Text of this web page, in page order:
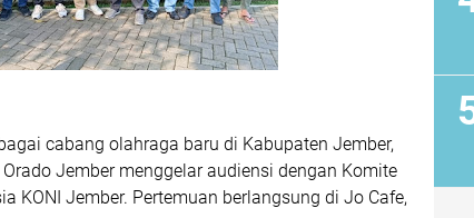
cabang olahraga baru di Kabupaten Jember,
Jember menggelar audiensi dengan Komite
KONI Jember. Pertemuan berlangsung di Jo Cafe,